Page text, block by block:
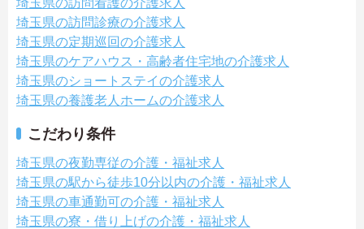
埼玉県の訪問診療の介護求人
埼玉県の定期巡回の介護求人
埼玉県のケアハウス・高齢者住宅地の介護求人
埼玉県のショートステイの介護求人
埼玉県の養護老人ホームの介護求人
こだわり条件
埼玉県の夜勤専従の介護・福祉求人
埼玉県の駅から徒歩10分以内の介護・福祉求人
埼玉県の車通勤可の介護・福祉求人
埼玉県の寮・借り上げの介護・福祉求人